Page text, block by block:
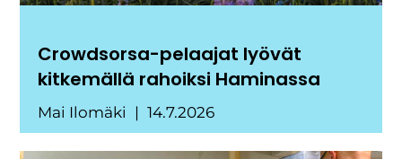
Crowdsorsa-pelaajat lyövät
kitkemällä rahoiksi Haminassa
Mai Ilomäki 14.7.2026